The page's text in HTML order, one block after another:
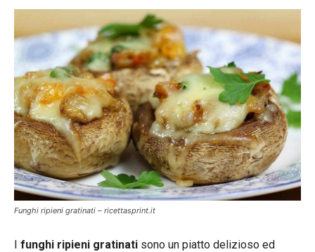
Funghi ripieni gratinati – ricettasprint.it
I funghi ripieni gratinati sono un piatto delizioso ed